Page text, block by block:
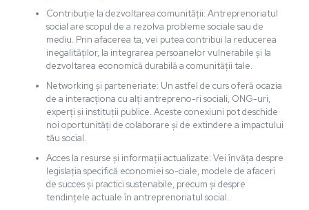
Contribuție la dezvoltarea comunității: Antreprenoriatul
social are scopul de a rezolva probleme sociale sau de
mediu. Prin afacerea ta, vei putea contribui la reducerea
inegalităților, la integrarea persoanelor vulnerabile și la
dezvoltarea economică durabilă a comunității tale.
Networking și parteneriate: Un astfel de curs oferă ocazia
de a interacționa cu alți antrepreno-ri sociali, ONG-uri,
experți și instituții publice. Aceste conexiuni pot deschide
noi oportunități de colaborare și de extindere a impactului
tău social.
Acces la resurse și informații actualizate: Vei învăța despre
legislația specifică economiei so-ciale, modele de afaceri
de succes și practici sustenabile, precum și despre
tendințele actuale în antreprenoriatul social.